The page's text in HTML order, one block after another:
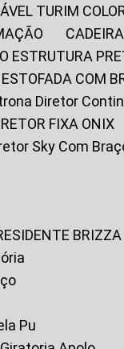
TURIM
ESTRUTURA
ESTOFADA COM
Diretor
FIXA ONIX
Sky Com
BRIZZA
Pu